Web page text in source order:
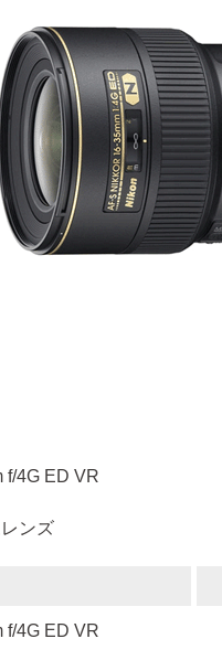
f/4G ED VR
ンズ
f/4G ED VR